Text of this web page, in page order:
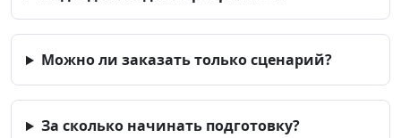
Можно ли заказать только сценарий?
За сколько начинать подготовку?